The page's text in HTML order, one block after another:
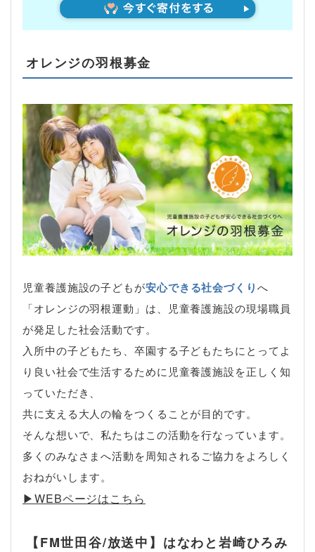
オレンジの羽根募金
児童養護施設の子どもが安心できる社会づくりへ
「オレンジの羽根運動」は、児童養護施設の現場職員
が発足した社会活動です。
入所中の子どもたち、卒園する子どもたちにとってよ
り良い社会で生活するために児童養護施設を正しく知
っていただき、
共に支える大人の輪をつくることが目的です。
そんな想いで、私たちはこの活動を行なっています。
多くのみなさまへ活動を周知されるご協力をよろしく
おねがいします。
▶︎WEBページはこちら
【FM世田谷/放送中】はなわと岩崎ひろみ